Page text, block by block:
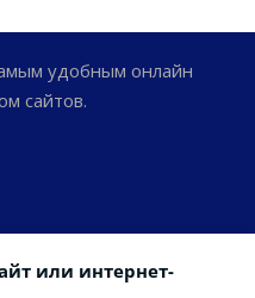
удобным онлайн
сайтов.
или интернет-